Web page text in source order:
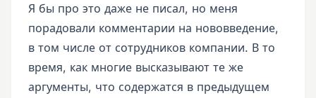
Я бы про это даже не писал, но меня
порадовали комментарии на нововведение,
в том числе от сотрудников компании. В то
время, как многие высказывают те же
аргументы, что содержатся в предыдущем